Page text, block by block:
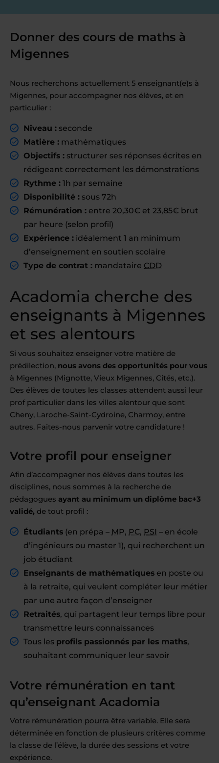
Donner des cours de maths à
Migennes
Nous recherchons actuellement 5 enseignant(e)s à
Migennes, pour accompagner nos élèves, et en
particulier :
Niveau : seconde
Matière : mathématiques
Objectifs : structurer ses réponses écrites en
rédigeant correctement les démonstrations
Rythme : 1h par semaine
Disponibilité : sous 72h
Rémunération : entre 20,30€ et 23,85€ brut
par heure (selon profil)
Expérience : idéalement 1 an minimum
d’enseignement en soutien scolaire
Type de contrat : mandataire CDD
Acadomia cherche des
enseignants à Migennes
et ses alentours
Si vous souhaitez enseigner votre matière de
prédilection, nous avons des opportunités pour vous
à Migennes (Mignotte, Vieux Migennes, Cités, etc.).
Des élèves de toutes les classes attendent aussi leur
prof particulier dans les villes alentour que sont
Cheny, Laroche-Saint-Cydroine, Charmoy, entre
autres. Faites-nous parvenir votre candidature !
Votre profil pour enseigner
Afin d’accompagner nos élèves dans toutes les
disciplines, nous sommes à la recherche de
pédagogues ayant au minimum un diplôme bac+3
validé, de tout profil :
Étudiants (en prépa – MP, PC, PSI – en école
d’ingénieurs ou master 1), qui recherchent un
job étudiant
Enseignants de mathématiques en poste ou
à la retraite, qui veulent compléter leur métier
par une autre façon d’enseigner
Retraités, qui partagent leur temps libre pour
transmettre leurs connaissances
Tous les profils passionnés par les maths,
souhaitant communiquer leur savoir
Votre rémunération en tant
qu’enseignant Acadomia
Votre rémunération pourra être variable. Elle sera
déterminée en fonction de plusieurs critères comme
la classe de l’élève, la durée des sessions et votre
expérience.